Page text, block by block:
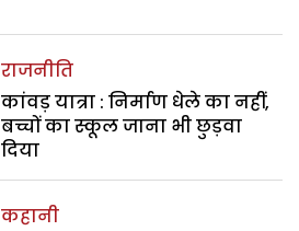
राजनीति
कांवड़ यात्रा : निर्माण धेले का नहीं,
बच्चों का स्कूल जाना भी छुड़वा
दिया
कहानी